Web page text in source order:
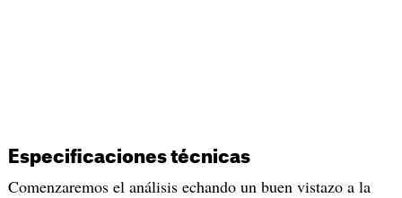
Especificaciones técnicas
Comenzaremos el análisis echando un buen vistazo a la